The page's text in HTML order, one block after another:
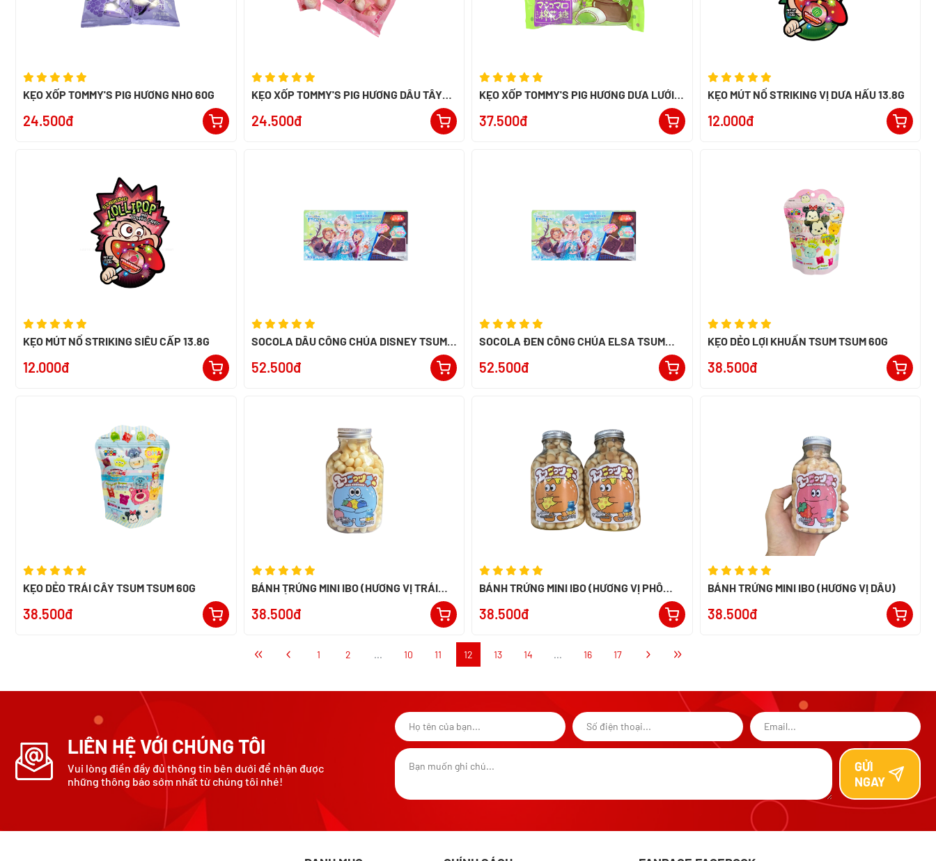
KẸO XỐP TOMMY'S PIG HƯƠNG NHO 60G
24.500đ
KẸO XỐP TOMMY'S PIG HƯƠNG DÂU TÂY
24.500đ
KẸO XỐP TOMMY'S PIG HƯƠNG DƯA LƯỚI
37.500đ
KẸO MÚT NỔ STRIKING VỊ DƯA HẤU 13.8G
12.000đ
KẸO MÚT NỔ STRIKING SIÊU CẤP 13.8G
12.000đ
SOCOLA DÂU CÔNG CHÚA DISNEY TSUM
52.500đ
SOCOLA ĐEN CÔNG CHÚA ELSA TSUM
52.500đ
KẸO DẺO LỢI KHUẨN TSUM TSUM 60G
38.500đ
KẸO DẺO TRÁI CÂY TSUM TSUM 60G
38.500đ
BÁNH TRỨNG MINI IBO (HƯƠNG VỊ TRÁI
38.500đ
BÁNH TRỨNG MINI IBO (HƯƠNG VỊ PHÔ
38.500đ
BÁNH TRỨNG MINI IBO (HƯƠNG VỊ DÂU)
38.500đ
1 2 ... 10 11 12 13 14 ... 16 17
LIÊN HỆ VỚI CHÚNG TÔI
Vui lòng điền đầy đủ thông tin bên dưới để nhận được
những thông báo sớm nhất từ chúng tôi nhé!
GỬI
NGAY